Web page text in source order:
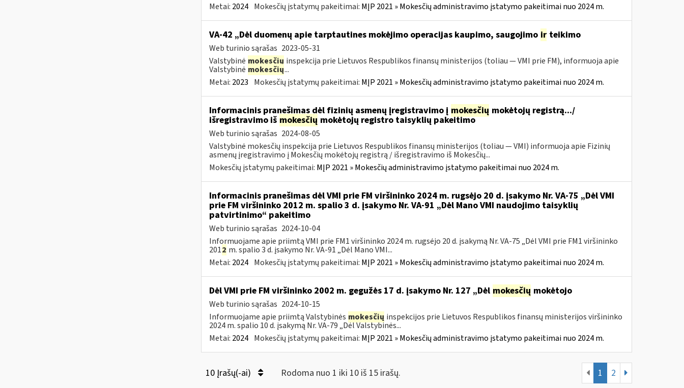
Metai: 2024 Mokesčių įstatymų pakeitimai: MĮP 2021 » Mokesčių administravimo įstatymo pakeitimai nuo 2024 m.
VA-42 „Dėl duomenų apie tarptautines mokėjimo operacijas kaupimo, saugojimo irteikimo
Web turinio sąrašas 2023-05-31
Valstybinė mokesčių inspekcija prie Lietuvos Respublikos finansų ministerijos (toliau ― VMI prie FM), informuoja apie
Valstybinė mokesčių...
Metai: 2023 Mokesčių įstatymų pakeitimai: MĮP 2021 » Mokesčių administravimo įstatymo pakeitimai nuo 2024 m.
Informacinis pranešimas dėl fizinių asmenų įregistravimo į mokesčių mokėtojų registrą.../
išregistravimo iš mokesčių mokėtojų registro taisyklių pakeitimo
Web turinio sąrašas 2024-08-05
Valstybinė mokesčių inspekcija prie Lietuvos Respublikos finansų ministerijos (toliau — VMI) informuoja apie Fizinių
asmenų įregistravimo į Mokesčių mokėtojų registrą / išregistravimo iš Mokesčių...
Mokesčių įstatymų pakeitimai: MĮP 2021 » Mokesčių administravimo įstatymo pakeitimai nuo 2024 m.
Informacinis pranešimas dėl VMI prie FM viršininko 2024 m. rugsėjo 20 d. įsakymo Nr. VA-75 „Dėl VMI
prie FM viršininko 2012 m. spalio 3 d. įsakymo Nr. VA-91 „Dėl Mano VMI naudojimo taisyklių
patvirtinimo“ pakeitimo
Web turinio sąrašas 2024-10-04
Informuojame apie priimtą VMI prie FM1 viršininko 2024 m. rugsėjo 20 d. įsakymą Nr. VA-75 „Dėl VMI prie FM1 viršininko
2012 m. spalio 3 d. įsakymo Nr. VA-91 „Dėl Mano VMI...
Metai: 2024 Mokesčių įstatymų pakeitimai: MĮP 2021 » Mokesčių administravimo įstatymo pakeitimai nuo 2024 m.
Dėl VMI prie FM viršininko 2002 m. gegužės 17 d. įsakymo Nr. 127 „Dėl mokesčių mokėtojo
Web turinio sąrašas 2024-10-15
Informuojame apie priimtą Valstybinės mokesčių inspekcijos prie Lietuvos Respublikos finansų ministerijos viršininko
2024 m. spalio 10 d. įsakymą Nr. VA-79 „Dėl Valstybinės...
Metai: 2024 Mokesčių įstatymų pakeitimai: MĮP 2021 » Mokesčių administravimo įstatymo pakeitimai nuo 2024 m.
10 Įrašų(-ai) Rodoma nuo 1 iki 10 iš 15 irašų. 1 2